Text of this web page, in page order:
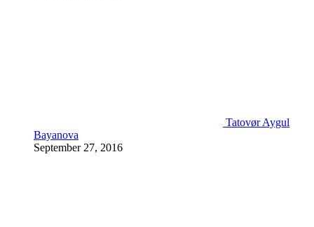
Tatovør Aygul
Bayanova
September 27, 2016